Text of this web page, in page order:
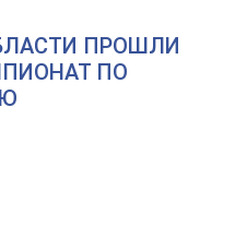
ПРОШЛИ
ПО